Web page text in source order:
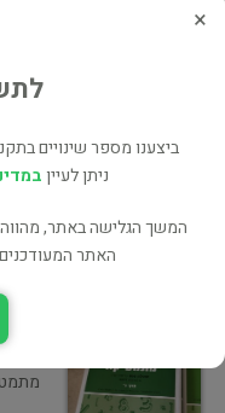
מתמטיקה 5
×
ביצענו מספר שינויים
ניתן לעיין
המשך הגלישה באתר,
האתר